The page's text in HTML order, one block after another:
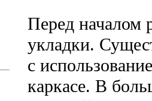
Перед началом
укладки.
с
каркасе. В